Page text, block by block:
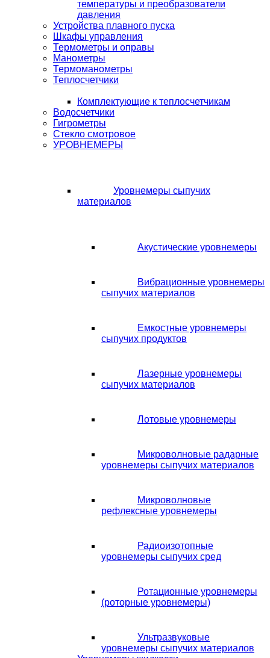
температуры и преобразователи
давления
Устройства плавного пуска
Шкафы управления
Термометры и оправы
Манометры
Термоманометры
Теплосчетчики
Комплектующие к теплосчетчикам
Водосчетчики
Гигрометры
Стекло смотровое
УРОВНЕМЕРЫ
Уровнемеры сыпучих
материалов
Акустические уровнемеры
Вибрационные уровнемеры
сыпучих материалов
Емкостные уровнемеры
сыпучих продуктов
Лазерные уровнемеры
сыпучих материалов
Лотовые уровнемеры
Микроволновые радарные
уровнемеры сыпучих материалов
Микроволновые
рефлексные уровнемеры
Радиоизотопные
уровнемеры сыпучих сред
Ротационные уровнемеры
(роторные уровнемеры)
Ультразвуковые
уровнемеры сыпучих материалов